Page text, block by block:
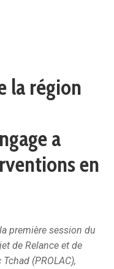
la région
a
en
première session du
de Relance et de
(PROLAC),